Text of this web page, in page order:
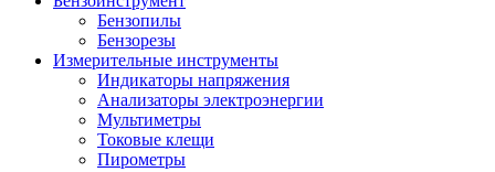
Бензопилы
Бензорезы
Измерительные инструменты
Индикаторы напряжения
Анализаторы электроэнергии
Мультиметры
Токовые клещи
Пирометры